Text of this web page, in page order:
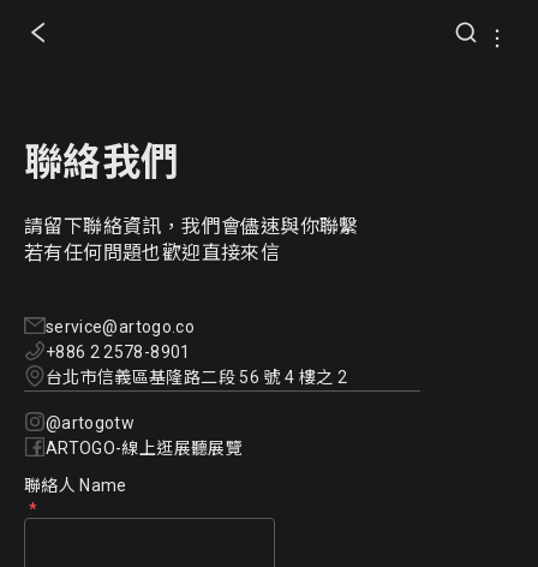
聯絡我們
請留下聯絡資訊，我們會儘速與你聯繫
若有任何問題也歡迎直接來信
service@artogo.co
+886 2 2578-8901
台北市信義區基隆路二段 56 號 4 樓之 2
@artogotw
ARTOGO-線上逛展聽展覽
聯絡人 Name